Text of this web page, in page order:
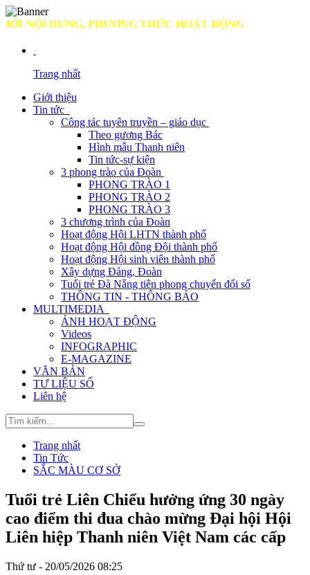
DUNG, PHƯƠNG THỨC HOẠT ĐỘNG
Trang nhất
Giới thiệu
Tin tức
Công tác tuyên truyền – giáo dục
Theo gương Bác
Hình mẫu Thanh niên
Tin tức-sự kiện
3 phong trào của Đoàn
PHONG TRÀO 1
PHONG TRÀO 2
PHONG TRÀO 3
3 chương trình của Đoàn
Hoạt động Hội LHTN thành phố
Hoạt động Hội đồng Đội thành phố
Hoạt động Hội sinh viên thành phố
Xây dựng Đảng, Đoàn
Tuổi trẻ Đà Nẵng tiên phong chuyển đổi số
THÔNG TIN - THÔNG BÁO
MULTIMEDIA
ẢNH HOẠT ĐỘNG
Videos
INFOGRAPHIC
E-MAGAZINE
VĂN BẢN
TƯ LIỆU SỐ
Liên hệ
Trang nhất
Tin Tức
SẮC MÀU CƠ SỞ
Tuổi trẻ Liên Chiểu hưởng ứng 30 ngày
cao điểm thi đua chào mừng Đại hội Hội
Liên hiệp Thanh niên Việt Nam các cấp
Thứ tư - 20/05/2026 08:25